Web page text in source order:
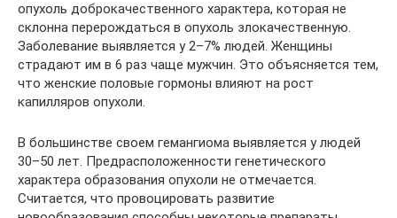
опухоль доброкачественного характера, которая не
склонна перерождаться в опухоль злокачественную.
Заболевание выявляется у 2–7% людей. Женщины
страдают им в 6 раз чаще мужчин. Это объясняется тем,
что женские половые гормоны влияют на рост
капилляров опухоли.
В большинстве своем гемангиома выявляется у людей
30–50 лет. Предрасположенности генетического
характера образования опухоли не отмечается.
Считается, что провоцировать развитие